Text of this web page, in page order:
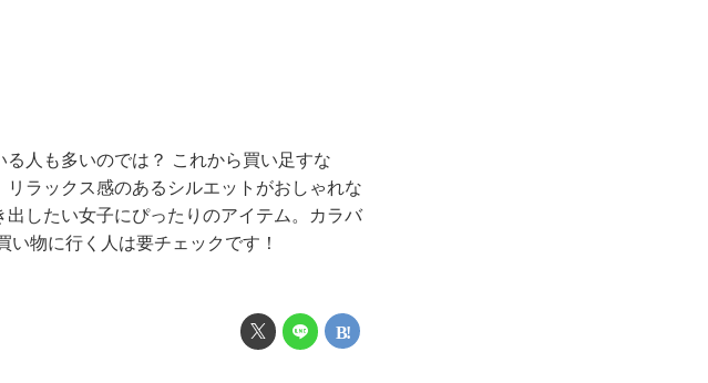
人も多いのでは？ これから買い足すな
ラックス感のあるシルエットがおしゃれな
出したい女子にぴったりのアイテム。カラバ
物に行く人は要チェックです！